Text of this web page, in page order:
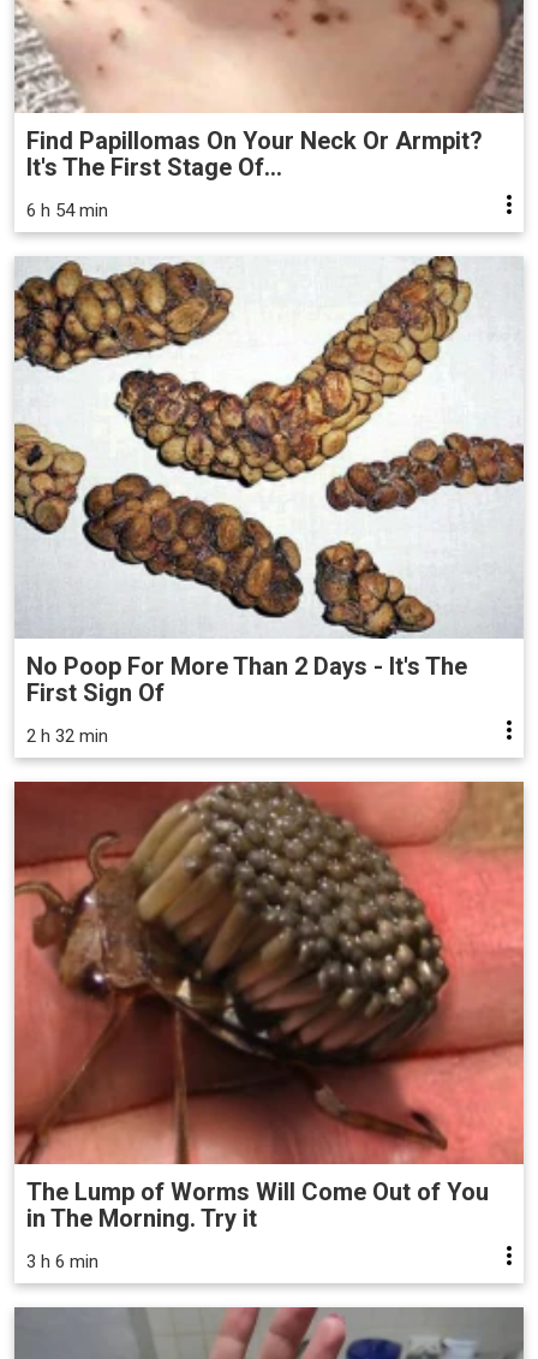
Find Papillomas On Your Neck Or Armpit?
It's The First Stage Of...
6 h 54 min
No Poop For More Than 2 Days - It's The
First Sign Of
2 h 32 min
The Lump of Worms Will Come Out of You
in The Morning. Try it
3 h 6 min